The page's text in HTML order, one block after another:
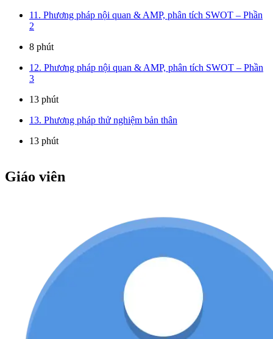
11. Phương pháp nội quan & AMP, phân tích SWOT – Phần
2
8 phút
12. Phương pháp nội quan & AMP, phân tích SWOT – Phần
3
13 phút
13. Phương pháp thử nghiệm bản thân
13 phút
Giáo viên